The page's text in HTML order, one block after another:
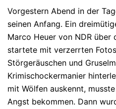
Vorgestern Abend in der
seinen Anfang. Ein
Marco Heuer von NDR über
startete mit verzerrten
Störgeräuschen und
Krimischockermanier
mit Wölfen auskennt,
Angst bekommen. Dann